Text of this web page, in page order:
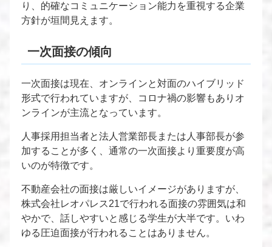
り、的確なコミュニケーション能力を重視する企業
方針が垣間見えます。
一次面接の傾向
一次面接は現在、オンラインと対面のハイブリッド
形式で行われていますが、コロナ禍の影響もありオ
ンラインが主流となっています。
人事採用担当者と法人営業部長または人事部長が参
加することが多く、通常の一次面接より重要度が高
いのが特徴です。
不動産会社の面接は厳しいイメージがありますが、
株式会社レオパレス21で行われる面接の雰囲気は和
やかで、話しやすいと感じる学生が大半です。いわ
ゆる圧迫面接が行われることはありません。